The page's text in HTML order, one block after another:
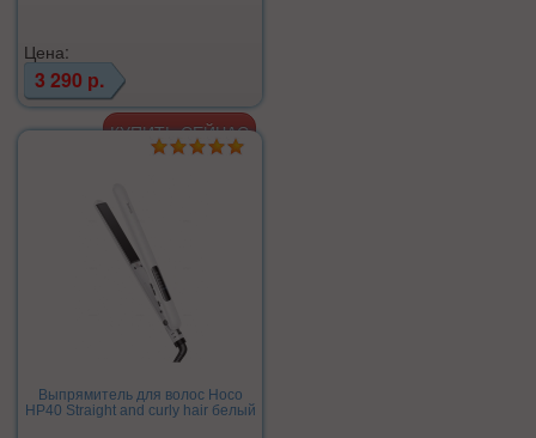
Цена:
3 290 р.
Выпрямитель для волос Hoco
HP40 Straight and curly hair белый